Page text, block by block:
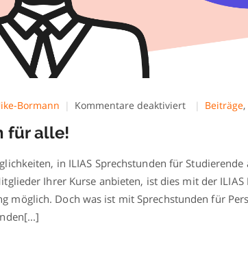
Bormann Kommentare deaktiviertfür
Beiträge,
für alle!
in ILIAS Sprechstunden für
Ihrer Kurse anbieten, ist dies mit der ILIAS
möglich. Doch was ist mit Sprechstunden für